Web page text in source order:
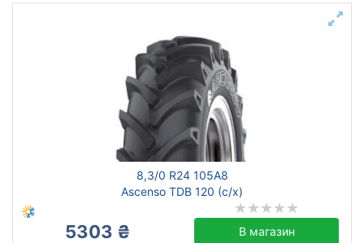
8,3/0 R24 105A8
Ascenso TDB 120 (с/х)
5303 ₴ В магазин